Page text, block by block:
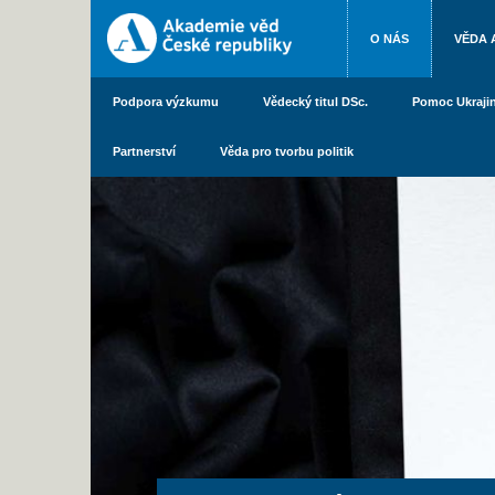
O NÁS VĚDA
Podpora výzkumu Vědecký titul DSc. Pomoc
Partnerství Věda pro tvorbu politik